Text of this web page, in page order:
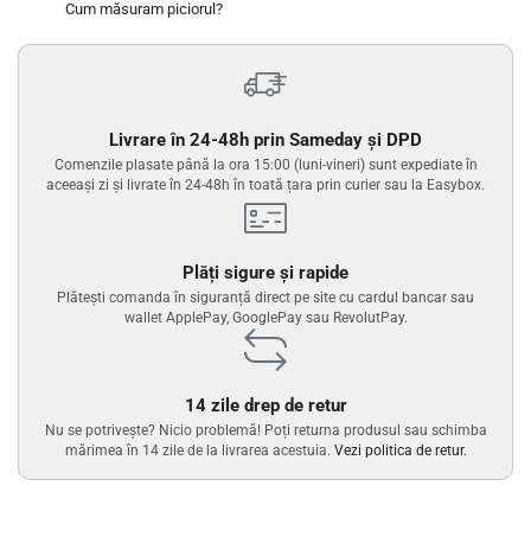
Cum măsuram piciorul?
Livrare în 24-48h prin Sameday și DPD
Comenzile plasate până la ora 15:00 (luni-vineri) sunt expediate în
aceeași zi și livrate în 24-48h în toată țara prin curier sau la Easybox.
Plăți sigure și rapide
Plătești comanda în siguranță direct pe site cu cardul bancar sau
wallet ApplePay, GooglePay sau RevolutPay.
14 zile drep de retur
Nu se potrivește? Nicio problemă! Poți returna produsul sau schimba
mărimea în 14 zile de la livrarea acestuia. Vezi politica de retur.